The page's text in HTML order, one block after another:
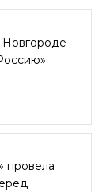
провела